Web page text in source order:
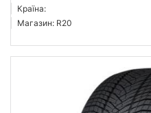
Країна:
Магазин: R20